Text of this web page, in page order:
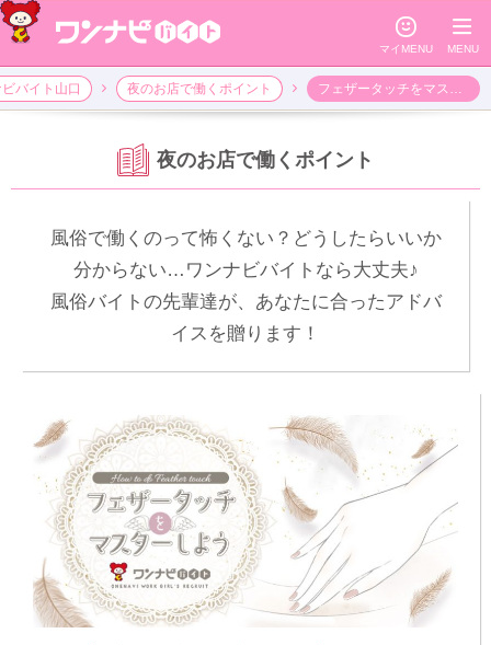
☺
マイMENU
≡
MENU
バイト山口 夜のお店で働くポイント
夜のお店で働くポイント
風俗で働くのって怖くない？どうしたらいいか
分からない…ワンナビバイトなら大丈夫♪
風俗バイトの先輩達が、あなたに合ったアドバ
イスを贈ります！